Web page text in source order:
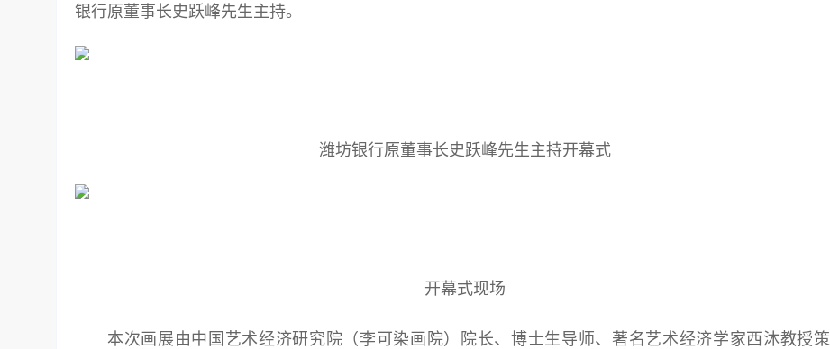
银行原董事长史跃峰先生主持。
潍坊银行原董事长史跃峰先生主持开幕式
开幕式现场
本次画展由中国艺术经济研究院（李可染画院）院长、博士生导师、著名艺术经济学家西沐教授策